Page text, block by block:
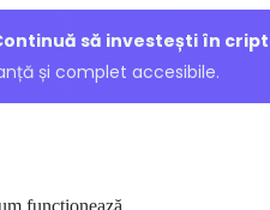
să investești în
și complet accesibile.
funcționează